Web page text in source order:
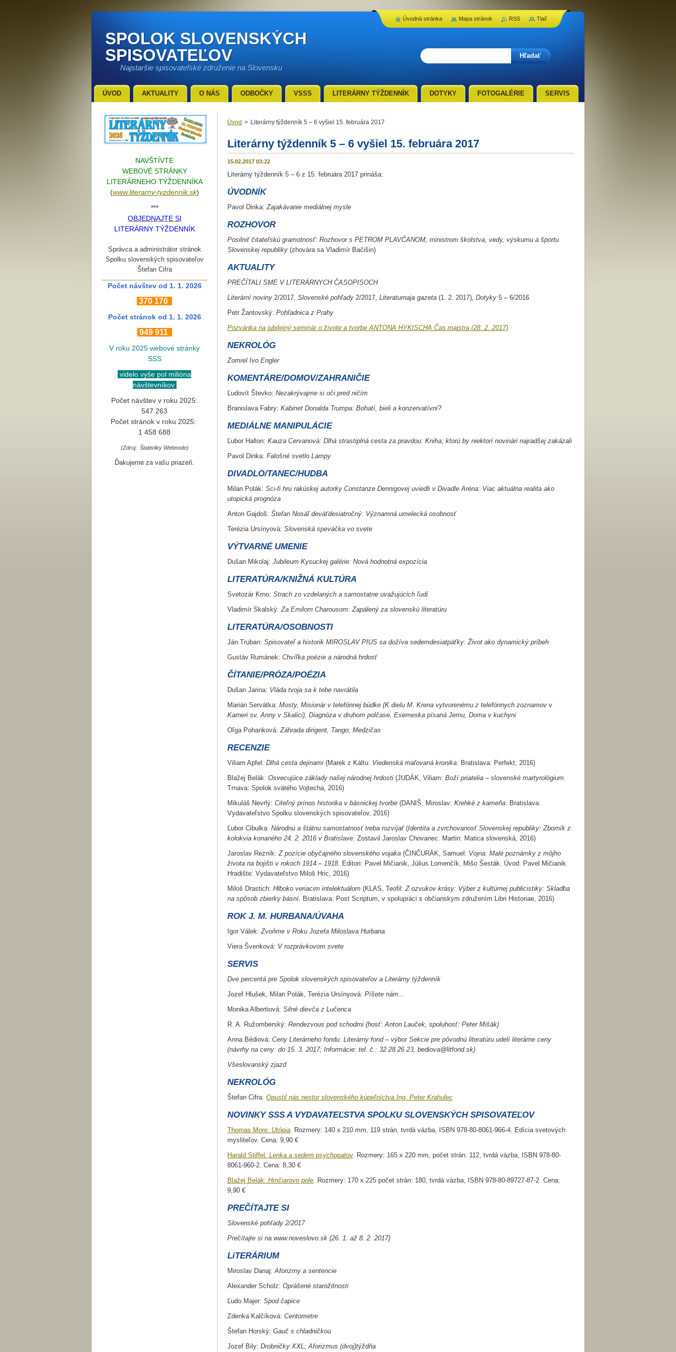
SPOLOK SLOVENSKÝCH
SPISOVATEĽOV
Najstaršie spisovateľské združenie na Slovensku
Úvod > Literárny týždenník 5 – 6 vyšiel 15. februára 2017
Literárny týždenník 5 – 6 vyšiel 15. februára 2017
15.02.2017 03:22
Literárny týždenník 5 – 6 z 15. februára 2017 prináša:
ÚVODNÍK
Pavol Dinka:Zajakávanie mediálnej mysle
ROZHOVOR
Posilniť čitateľskú gramotnosť: Rozhovor s PETROM PLAVČANOM, ministrom školstva, vedy, výskumu a športu
Slovenskej republiky (zhovára sa Vladimír Bačišin)
AKTUALITY
PREČÍTALI SME V LITERÁRNYCH ČASOPISOCH
Literární noviny 2/2017, Slovenské pohľady 2/2017, Literaturnaja gazeta (1. 2. 2017), Dotyky 5 – 6/2016
Petr Žantovský: Pohľadnica z Prahy
Pozvánka na jubilejný seminár o živote a tvorbe ANTONA HYKISCHA Čas majstra (28. 2. 2017)
NEKROLÓG
Zomrel Ivo Engler
KOMENTÁRE/DOMOV/ZAHRANIČIE
Ľudovít Števko: Nezakrývajme si oči pred ničím
Branislava Fabry: Kabinet Donalda Trumpa: Bohatí, bieli a konzervatívni?
MEDIÁLNE MANIPULÁCIE
Ľubor Hallon: Kauza Cervanová: Dlhá strastiplná cesta za pravdou: Kniha, ktorú by niektorí novinári najradšej zakázali
Pavol Dinka: Falošné svetlo Lampy
DIVADLO/TANEC/HUDBA
Milan Polák: Sci-fi hru rakúskej autorky Constanze Dennigovej uviedli v Divadle Aréna: Viac aktuálna realita ako
utopická prognóza
Anton Gajdoš: Štefan Nosáľ deväťdesiatročný: Významná umelecká osobnosť
Terézia Ursínyová: Slovenská speváčka vo svete
VÝTVARNÉ UMENIE
Dušan Mikolaj: Jubileum Kysuckej galérie: Nová hodnotná expozícia
LITERATÚRA/KNIŽNÁ KULTÚRA
Svetozár Krno: Strach zo vzdelaných a samostatne uvažujúcich ľudí
Vladimír Skalský:Za Emilom Charousom: Zapálený za slovenskú literatúru
LITERATÚRA/OSOBNOSTI
Ján Truban: Spisovateľ a historik MIROSLAV PIUS sa dožíva sedemdesiatpäťky: Život ako dynamický príbeh
Gustáv Rumánek: Chvíľka poézie a národná hrdosť
ČÍTANIE/PRÓZA/POÉZIA
Dušan Jarina: Vláda tvoja sa k tebe navrátila
Marián Servátka: Mosty, Misionár v telefónnej búdke (K dielu M. Krena vytvorenému z telefónnych zoznamov v
Karneri sv. Anny v Skalici), Diagnóza v druhom polčase, Esemeska písaná Jemu, Doma v kuchyni
Oľga Pohanková:Záhrada dirigent, Tango, Medzičas
RECENZIE
Viliam Apfel: Dlhá cesta dejinami (Marek z Káltu: Viedenská maľovaná kronika. Bratislava: Perfekt, 2016)
Blažej Belák: Osvecujúce základy našej národnej hrdosti (JUDÁK, Viliam: Boží priatelia – slovenské martyrológium.
Trnava: Spolok svätého Vojtecha, 2016)
Mikuláš Nevrlý: Citeľný prínos historika v básnickej tvorbe (DANIŠ, Miroslav: Krehké z kameňa. Bratislava:
Vydavateľstvo Spolku slovenských spisovateľov, 2016)
Ľubor Cibulka: Národnú a štátnu samostatnosť treba rozvíjať (Identita a zvrchovanosť Slovenskej republiky: Zborník z
kolokvia konaného 24. 2. 2016 v Bratislave. Zostavil Jaroslav Chovanec. Martin: Matica slovenská, 2016)
Jaroslav Rezník:Z pozície obyčajného slovenského vojaka (ČINČURÁK, Samuel: Vojna: Malé poznámky z môjho
života na bojišti v rokoch 1914 – 1918. Editori: Pavel Mičianik, Július Lomenčík, Mišo Šesták. Úvod: Pavel Mičianik.
Hradište: Vydavateľstvo Miloš Hric, 2016)
Miloš Drastich: Hlboko veriacim intelektuálom (KLAS, Teofil:Z ozvukov krásy: Výber z kultúrnej publicistiky: Skladba
na spôsob zbierky básní. Bratislava: Post Scriptum, v spolupráci s občianskym združením Libri Historiae, 2016)
ROK J. M. HURBANA/ÚVAHA
Igor Válek: Zvoňme v Roku Jozefa Miloslava Hurbana
Viera Švenková: V rozprávkovom svete
SERVIS
Dve percentá pre Spolok slovenských spisovateľov a Literárny týždenník
Jozef Hlušek, Milan Polák, Terézia Ursínyová: Píšete nám...
Monika Albertiová: Silné dievča z Lučenca
R. A. Ružomberský: Rendezvous pod schodmi (hosť: Anton Lauček, spoluhosť: Peter Mišák)
Anna Bédiová: Ceny Literárneho fondu: Literárny fond – výbor Sekcie pre pôvodnú literatúru udelí literárne ceny
(návrhy na ceny: do 15. 3. 2017; Informácie: tel. č.: 32 28 26 23, bediova@litfond.sk)
Všeslovanský zjazd
NEKROLÓG
Štefan Cifra: Opustil nás nestor slovenského kúpeľníctva Ing. Peter Krahulec
NOVINKY SSS A VYDAVATEĽSTVA SPOLKU SLOVENSKÝCH SPISOVATEĽOV
Thomas More: Utópia. Rozmery: 140 x 210 mm, 119 strán, tvrdá väzba, ISBN 978-80-8061-966-4. Edícia svetových
mysliteľov. Cena: 9,90 €
Harald Stiffel : Lenka a sedem psychopatov. Rozmery: 165 x 220 mm, počet strán: 112, tvrdá väzba, ISBN 978-80-
8061-960-2. Cena: 8,30 €
Blažej Belák: Hrnčiarovo pole. Rozmery: 170 x 225 počet strán: 180, tvrdá väzba, ISBN 978-80-89727-87-2. Cena:
9,90 €
PREČÍTAJTE SI
Slovenské pohľady 2/2017
Prečítajte si na www.noveslovo.sk (26. 1. až 8. 2. 2017)
LiTERÁRIUM
Miroslav Danaj: Aforizmy a sentencie
Alexander Scholz: Oprášené starožitnosti
Ľudo Majer: Spod čapice
Zdenka Kalčíková: Centometre
Štefan Horský: Gauč s chladničkou
Jozef Bily: Drobničky XXL; Aforizmus (dvoj)týždňa
NAVŠTÍVTE
WEBOVÉ STRÁNKY
LITERÁRNEHO TÝŽDENNÍKA
(www.literarny-tyzdennik.sk)
***
OBJEDNAJTE SI
LITERÁRNY TÝŽDENNÍK
Správca a administrátor stránok
Spolku slovenských spisovateľov
Štefan Cifra
Počet návštev od 1. 1. 2026
370 176
Počet stránok od 1. 1. 2026
949 911
V roku 2025 webové stránky
SSS
videlo vyše pol milióna
návštevníkov
Počet návštev v roku 2025:
547 263
Počet stránok v roku 2025:
1 458 688
(Zdroj: Štatistiky Webnode)
Ďakujeme za vašu priazeň.
ÚVOD AKTUALITY O NÁS ODBOČKY VSSS LITERÁRNY TÝŽDENNÍK DOTYKY FOTOGALÉRIE SERVIS
Úvodná stránka Mapa stránok RSS Tlač